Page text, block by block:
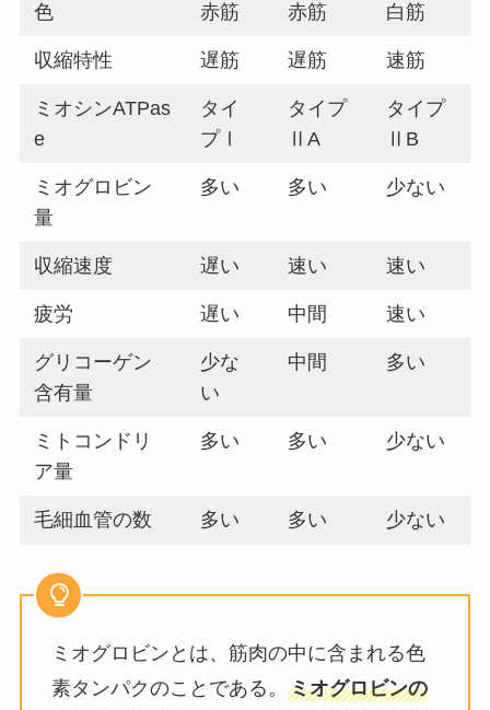
色 赤筋 赤筋 白筋
収縮特性 遅筋 遅筋 速筋
ミオシンATPas
e
タイ
プⅠ
タイプ
ⅡA
タイプ
ⅡB
ミオグロビン
量
多い 多い 少ない
収縮速度 遅い 速い 速い
疲労 遅い 中間 速い
グリコーゲン
含有量
少な
い
中間 多い
ミトコンドリ
ア量
多い 多い 少ない
毛細血管の数 多い 多い 少ない
ミオグロビンとは、筋肉の中に含まれる色
素タンパクのことである。 ミオグロビンの